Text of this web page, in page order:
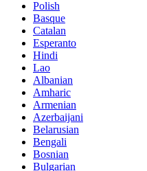
Polish
Basque
Catalan
Esperanto
Hindi
Lao
Albanian
Amharic
Armenian
Azerbaijani
Belarusian
Bengali
Bosnian
Bulgarian